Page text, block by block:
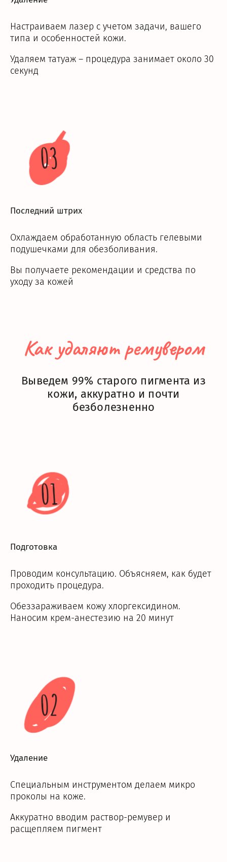
Настраиваем лазер с учетом задачи, вашего
типа и особенностей кожи.
Удаляем татуаж – процедура занимает около 30
секунд
03
Последний штрих
Охлаждаем обработанную область гелевыми
подушечками для обезболивания.
Вы получаете рекомендации и средства по
уходу за кожей
Как удаляют ремувером
Выведем 99% старого пигмента из
кожи, аккуратно и почти
безболезненно
01
Подготовка
Проводим консультацию. Объясняем, как будет
проходить процедура.
Обеззараживаем кожу хлоргексидином.
Наносим крем-анестезию на 20 минут
02
Удаление
Специальным инструментом делаем микро
проколы на коже.
Аккуратно вводим раствор-ремувер и
расщепляем пигмент